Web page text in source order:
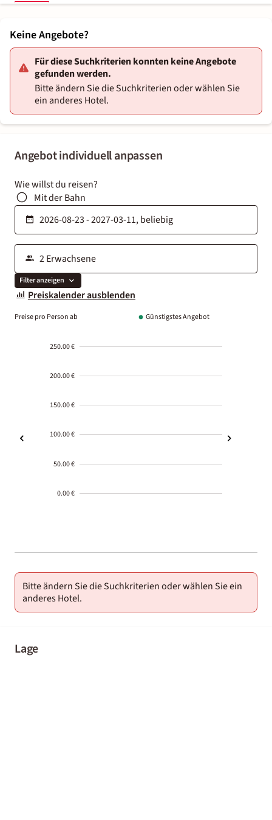
Angebot individuell anpassen
Wie willst du reisen?
Mit der Bahn
Filter anzeigen
Preiskalender ausblenden
Preise pro Person ab Günstigstes Angebot
250.00 €
200.00 €
150.00 €
100.00 €
50.00 €
0.00 €
01-02
Bitte ändern Sie die Suchkriterien oder wählen Sie ein
anderes Hotel.
Lage
Keine Angebote?
Für diese Suchkriterien konnten keine Angebote
gefunden werden.
Bitte ändern Sie die Suchkriterien oder wählen Sie
ein anderes Hotel.